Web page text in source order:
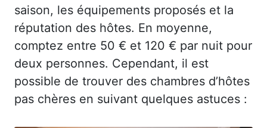
saison, les équipements proposés et la
réputation des hôtes. En moyenne,
comptez entre 50 € et 120 € par nuit pour
deux personnes. Cependant, il est
possible de trouver des chambres d’hôtes
pas chères en suivant quelques astuces :